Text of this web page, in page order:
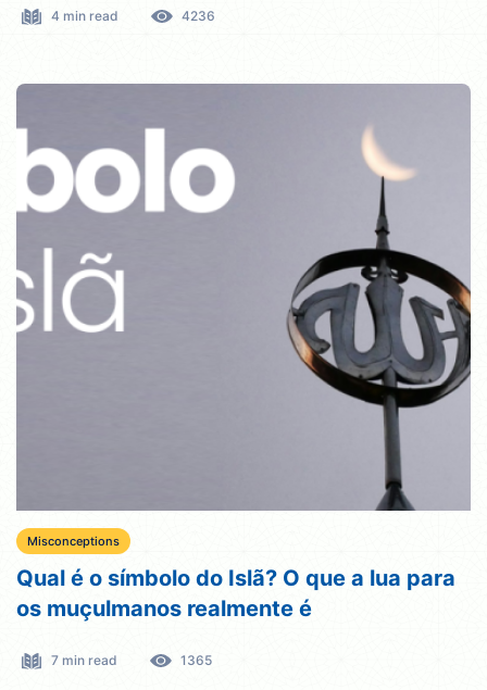
4 min read 4236
Misconceptions
Qual é o símbolo do Islã? O que a lua para
os muçulmanos realmente é
7 min read 1365